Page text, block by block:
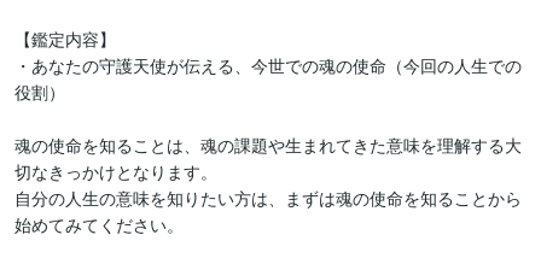
【鑑定内容】
・あなたの守護天使が伝える、今世での魂の使命（今回の人生での
役割）
魂の使命を知ることは、魂の課題や生まれてきた意味を理解する大
切なきっかけとなります。
自分の人生の意味を知りたい方は、まずは魂の使命を知ることから
始めてみてください。